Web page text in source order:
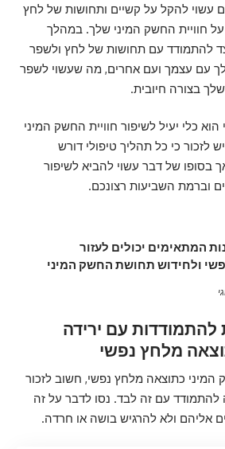
עשוי להקל על קשיים ותחושות של לחץ
חוויית החשק המיני שלך. במהלך
להתמודד עם תחושות של לחץ ולשפר
עם עצמך ועם אחרים, מה שעשוי לשפר
בצורה חיובית.
הוא כלי יעיל לשיפור חוויית החשק המיני
לזכור כי כל תהליך טיפולי דורש
בסופו של דבר עשוי להביא לשיפור
וברמת השביעות רצונכם.
המתאימים יכולים לעזור
ולחידוש תחושת החשק המיני
להתמודדות עם ירידה
מלחץ נפשי
המיני כתוצאה מלחץ נפשי, חשוב לזכור
להתמודד עם זה לבד. נסו לדבר על זה
אליהם ולא להרגיש בושה או חרדה.